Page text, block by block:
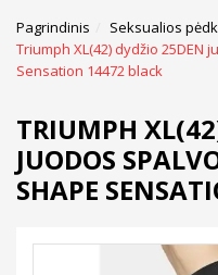
Pagrindinis
Seksualios
Triumph XL(42) dydžio
Sensation 14472 black
TRIUMPH
JUODOS
SHAPE